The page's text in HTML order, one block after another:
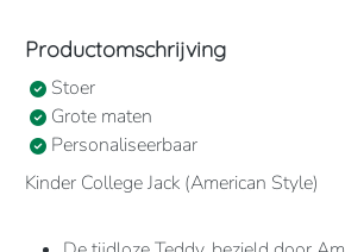
Productomschrijving
Stoer
Grote maten
Personaliseerbaar
Kinder College Jack (American Style)